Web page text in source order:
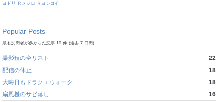
ヨドリ Ｒメジロ Ｒヨシゴイ
Popular Posts
最も訪問者が多かった記事 10 件 (過去 7 日間)
撮影種の全リスト
22
配信の休止
18
大晦日もドラクエウォーク
18
扇風機のサビ落し
16